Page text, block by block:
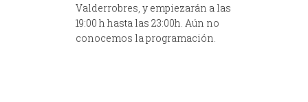
Valderrobres, y empiezarán a las
19:00 h hasta las 23:00h. Aún no
conocemos la programación.